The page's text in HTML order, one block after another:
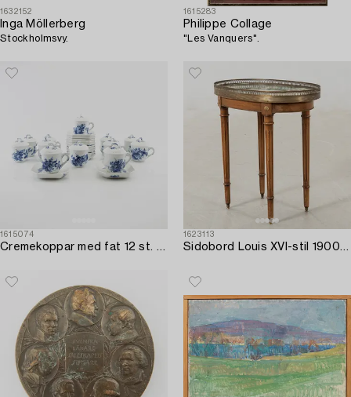
1632152
Inga Möllerberg
Stockholmsvy.
1615283
Philippe Collage
"Les Vanquers".
1615074
Cremekoppar med fat 12 st. "Blå Blomst" Royal Copenhagen Danmark porslin.
1623113
Sidobord Louis XVI-stil 1900-talets mitt.